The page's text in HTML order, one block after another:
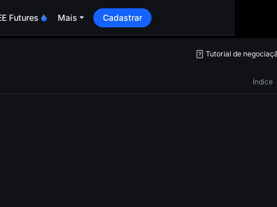
Futures Mais Cadastrar
Tutorial de
Índice